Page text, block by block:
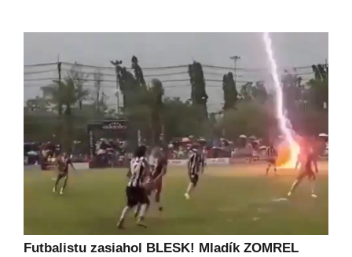
Futbalistu zasiahol BLESK! Mladík ZOMREL